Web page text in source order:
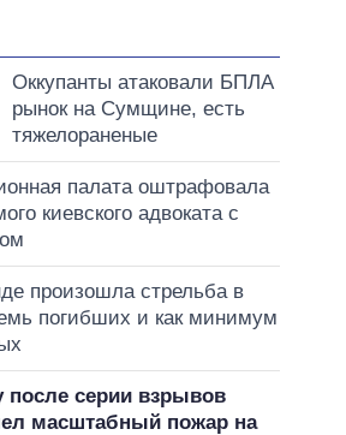
Оккупанты атаковали БПЛА
рынок на Сумщине, есть
тяжелораненые
палата оштрафовала
киевского адвоката с
произошла стрельба в
погибших и как минимум
серии взрывов
масштабный пожар на